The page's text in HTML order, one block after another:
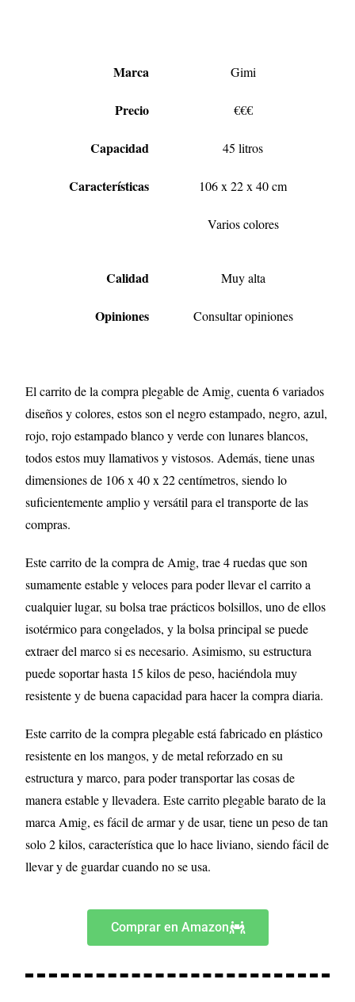
Marca Gimi
Precio €€€
Capacidad 45 litros
Características 106 x 22 x 40 cm
Varios colores
Calidad Muy alta
Opiniones Consultar opiniones
El carrito de la compra plegable de Amig, cuenta 6 variados
diseños y colores, estos son el negro estampado, negro, azul,
rojo, rojo estampado blanco y verde con lunares blancos,
todos estos muy llamativos y vistosos. Además, tiene unas
dimensiones de 106 x 40 x 22 centímetros, siendo lo
suficientemente amplio y versátil para el transporte de las
compras.
Este carrito de la compra de Amig, trae 4 ruedas que son
sumamente estable y veloces para poder llevar el carrito a
cualquier lugar, su bolsa trae prácticos bolsillos, uno de ellos
isotérmico para congelados, y la bolsa principal se puede
extraer del marco si es necesario. Asimismo, su estructura
puede soportar hasta 15 kilos de peso, haciéndola muy
resistente y de buena capacidad para hacer la compra diaria.
Este carrito de la compra plegable está fabricado en plástico
resistente en los mangos, y de metal reforzado en su
estructura y marco, para poder transportar las cosas de
manera estable y llevadera. Este carrito plegable barato de la
marca Amig, es fácil de armar y de usar, tiene un peso de tan
solo 2 kilos, característica que lo hace liviano, siendo fácil de
llevar y de guardar cuando no se usa.
Comprar en Amazon